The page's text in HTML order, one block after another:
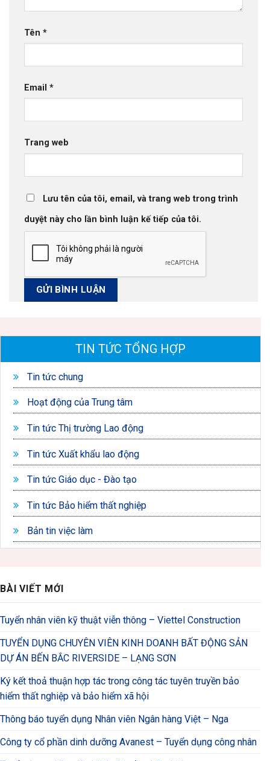
Tên *
Email *
Trang web
Lưu tên của tôi, email, và trang web trong trình
duyệt này cho lần bình luận kế tiếp của tôi.
TIN TỨC TỔNG HỢP
Tin tức chung
Hoạt động của Trung tâm
Tin tức Thị trường Lao động
Tin tức Xuất khẩu lao động
Tin tức Giáo dục - Đào tạo
Tin tức Bảo hiểm thất nghiệp
Bản tin việc làm
BÀI VIẾT MỚI
Tuyển nhân viên kỹ thuật viễn thông – Viettel Construction
TUYỂN DỤNG CHUYÊN VIÊN KINH DOANH BẤT ĐỘNG SẢN
DỰ ÁN BẾN BẮC RIVERSIDE – LẠNG SƠN
Ký kết thoả thuận hợp tác trong công tác tuyên truyền bảo
hiểm thất nghiệp và bảo hiểm xã hội
Thông báo tuyển dụng Nhân viên Ngân hàng Việt – Nga
Công ty cổ phần dinh dưỡng Avanest – Tuyển dụng công nhân